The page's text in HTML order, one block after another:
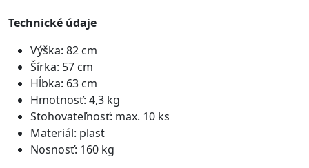
Technické údaje
Výška: 82 cm
Šírka: 57 cm
Hĺbka: 63 cm
Hmotnosť: 4,3 kg
Stohovateľnosť: max. 10 ks
Materiál: plast
Nosnosť: 160 kg